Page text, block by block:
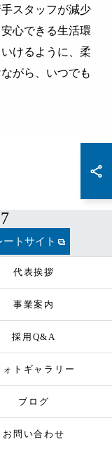
スタッフが減少
心できる生活環
けるように、柔
がら、いつでも
ートサイト
代表挨拶
事業案内
採用Q&A
ォトギャラリー
ブログ
お問い合わせ